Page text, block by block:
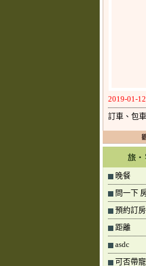
2019-01-12
訂車、包
晚餐
問一下
預約訂房
距離
asdc
可否帶